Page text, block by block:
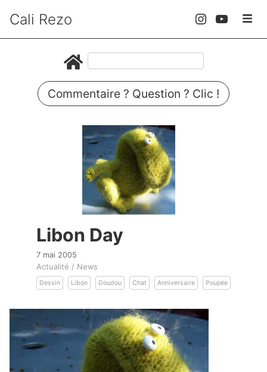
Cali Rezo
Commentaire ? Question ? Clic !
Libon Day
7 mai 2005
Actualité / News
Dessin Libon Doudou Chat Anniversaire Poupée